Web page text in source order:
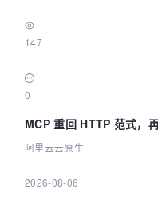
147
0
MCP 重回 HTTP 范式，
缺资源
阿里云云原生
2026-08-06